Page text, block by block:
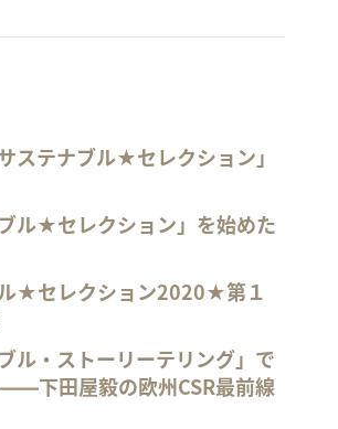
ステナブル★セレクション」
ブル★セレクション」を始めた
★セレクション2020★第１
ル・ストーリーテリング」で
下田屋毅の欧州CSR最前線